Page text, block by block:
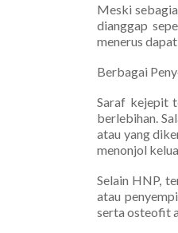
Meski
dianggap
menerus
Berbagai
Saraf kejepit
berlebihan.
atau yang
menonjol
Selain HNP,
atau
serta osteofit